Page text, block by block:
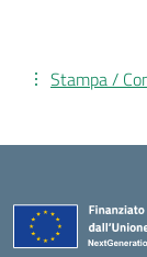
Stampa /